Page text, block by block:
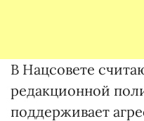
В Нацсовете
редакционной
поддерживает